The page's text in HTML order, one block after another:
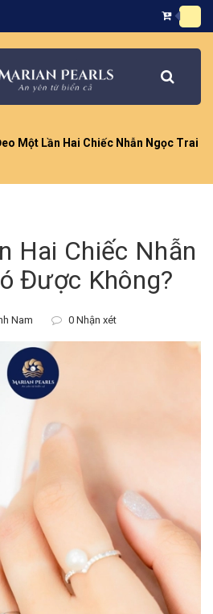
Một Lần Hai Chiếc Nhẫn Ngọc Trai
Hai Chiếc Nhẫn
Được Không?
Nam 0 Nhận xét